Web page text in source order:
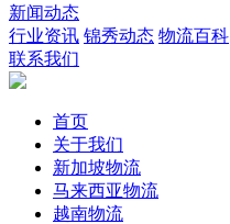
新闻动态
行业资讯 锦秀动态 物流百科
联系我们
首页
关于我们
新加坡物流
马来西亚物流
越南物流